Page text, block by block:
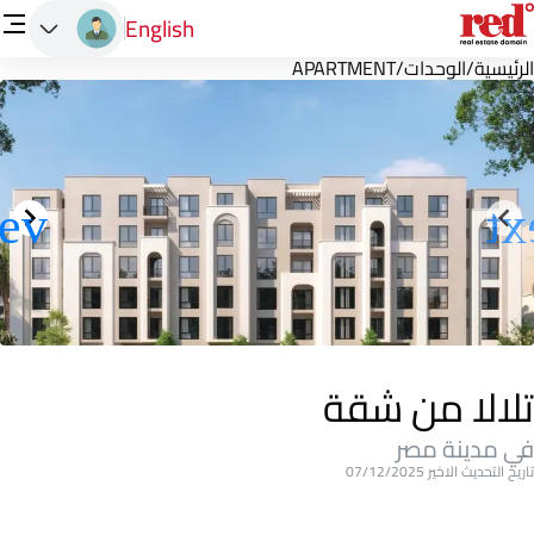
English
الرئيسية/الوحدات/
APARTMENT
تلالا من شقة
في مدينة مصر
تاريخ التحديث الاخير 07/12/2025